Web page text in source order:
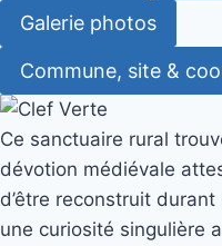
Galerie photos
Commune, site &
Ce sanctuaire rural
dévotion médiévale
d’être reconstruit
une curiosité singulière